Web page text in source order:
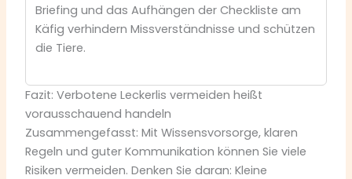
Briefing und das Aufhängen der Checkliste am
Käfig verhindern Missverständnisse und schützen
die Tiere.
Fazit: Verbotene Leckerlis vermeiden heißt
vorausschauend handeln
Zusammengefasst: Mit Wissensvorsorge, klaren
Regeln und guter Kommunikation können Sie viele
Risiken vermeiden. Denken Sie daran: Kleine